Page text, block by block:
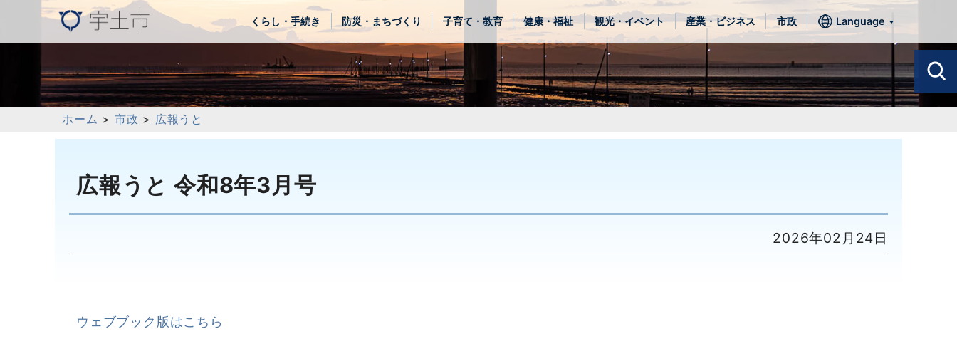
くらし・手続き 防災・まちづくり 子育て・教育 健康・福祉 観光・イベント 産業・ビジネス 市政 Language
ホーム > 市政 > 広報うと
広報うと 令和8年3月号
2026年02月24日
ウェブブック版はこちら